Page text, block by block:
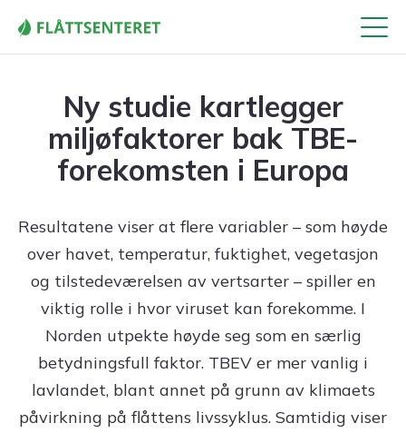
Meny
Ny studie kartlegger
miljøfaktorer bak TBE-
forekomsten i Europa
Resultatene viser at flere variabler – som høyde
over havet, temperatur, fuktighet, vegetasjon
og tilstedeværelsen av vertsarter – spiller en
viktig rolle i hvor viruset kan forekomme. I
Norden utpekte høyde seg som en særlig
betydningsfull faktor. TBEV er mer vanlig i
lavlandet, blant annet på grunn av klimaets
påvirkning på flåttens livssyklus. Samtidig viser